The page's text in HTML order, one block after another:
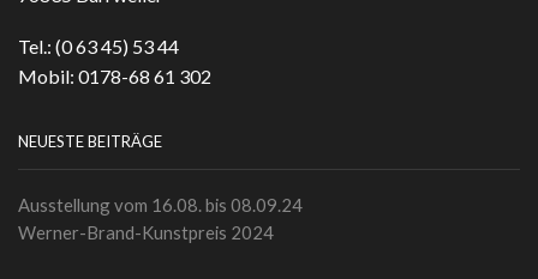
Tel.: (0 63 45) 53 44
Mobil: 0178-68 61 302
NEUESTE BEITRÄGE
Ausstellung vom 16.08. bis 08.09.24
Werner-Brand-Kunstpreis 2024